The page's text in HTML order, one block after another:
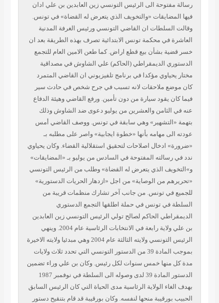
الى الرئيس التونسي زين العابدين بن علي ادان
«والتخويف الذي يتعرض له القضاة» في تونس.
ان القاضي التونسي ورئيس الغرفة المدنية
محكمة تونس الابتدائية تصرف بهذه الطريقة بعد ان
بشأن بيع قطع اراض. كما طعن الامين العام للتجمع
الديمقراطي (الحاكم) علي الشاوش في مصداقية
مؤكدا في برنامج تلفيزيوني ان القاضي المتمرد
ملاحقات لانه تسبب في جرح شخص في حادث سير
سيارة من دون تأمين. ورفع القاضي وهيئة الدفاع
والعشرين من يوليو دعوى ضد الشاوش وذلك
وهي سابقة في تونس. ووصف القاضي أمس
مهامه بأنها «خطوة ايجابية» واصر على مطلبه بـ
اصلاحات لتحقيق استقلالية القضاء. وكان يحياوي
المفتوحة في السادس من يوليو بـ «المضايقات»
الذي يتعرض له القضاة» وطلب من الرئيس التونسي
من الوصاية» من اجل «ازدهار الحريات الدستورية»
تونس. من جانب آخر تشارك منظمات قريبة من
تونس في حملة اطلقها التجمع الدستوري
الحاكم لصالح تولي الرئيس التونسي زين العابدين
بن علي ولاية رابعة في الانتخابات الرئاسية عام 2004. وينهي
الرئيس التونسي ولايته الثالثة عام 2004 وهي مبدئيا ولايته الاخيرة
بموجب المادة 39 من الدستور التونسي التي تحدد ثلاث ولايات
خمس سنوات لكل رئيس. وكان بن علي وراء تضمين
الدستور المادة 39 لدى وصوله الى السلطة في نوفمبر 1987
الولاية الرئاسية مدى الحياة التي كان الرئيس السابق
منحها لنفسه. وكان بورقيبة قد قام بتنقيح دستور